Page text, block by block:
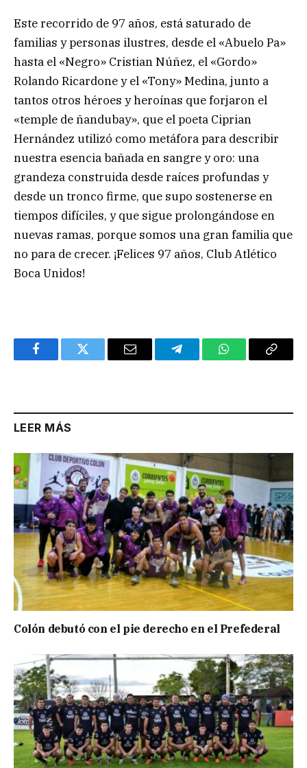
Este recorrido de 97 años, está saturado de
familias y personas ilustres, desde el «Abuelo Pa»
hasta el «Negro» Cristian Núñez, el «Gordo»
Rolando Ricardone y el «Tony» Medina, junto a
tantos otros héroes y heroínas que forjaron el
«temple de ñandubay», que el poeta Ciprian
Hernández utilizó como metáfora para describir
nuestra esencia bañada en sangre y oro: una
grandeza construida desde raíces profundas y
desde un tronco firme, que supo sostenerse en
tiempos difíciles, y que sigue prolongándose en
nuevas ramas, porque somos una gran familia que
no para de crecer. ¡Felices 97 años, Club Atlético
Boca Unidos!
FacebookTwitter Email TelegramWhatsAppCopy
LEER MÁS
Colón debutó con el pie derecho en el Prefederal